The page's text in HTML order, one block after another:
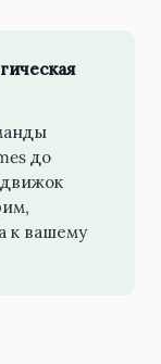
до
к вашему